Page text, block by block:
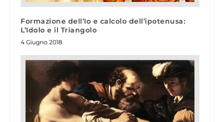
Formazione dell’Io e calcolo dell’ipotenusa:
L’Idolo e il Triangolo
4 Giugno 2018